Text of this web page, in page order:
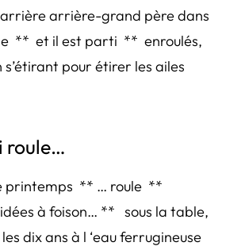
arrière-grand père dans
** et il est parti ** enroulés,
s’étirant pour étirer les ailes
roule…
printemps ** … roule **
à foison… ** sous la table,
dix ans à l ‘eau ferrugineuse